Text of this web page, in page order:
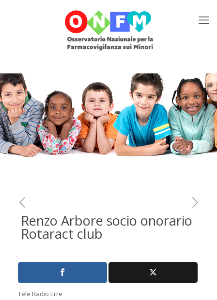
Renzo Arbore socio onorario
Rotaract club
Tele Radio Erre